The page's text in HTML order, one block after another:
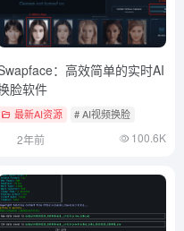
：高效简单的实时AI
脸软件
最新AI资源 # AI视频换脸
2年前 100.6K